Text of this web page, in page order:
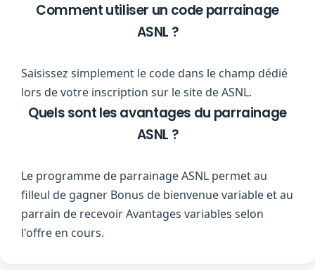
Comment utiliser un code parrainage
ASNL ?
Saisissez simplement le code dans le champ dédié
lors de votre inscription sur le site de ASNL.
Quels sont les avantages du parrainage
ASNL ?
Le programme de parrainage ASNL permet au
filleul de gagner Bonus de bienvenue variable et au
parrain de recevoir Avantages variables selon
l'offre en cours.